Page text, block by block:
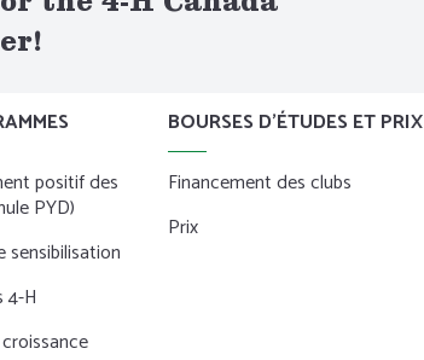
the 4-H Canada
positif des
PYD)
sensibilisation
4-H
BOURSES D’ÉTUDES ET PRIX
Financement des clubs
Prix